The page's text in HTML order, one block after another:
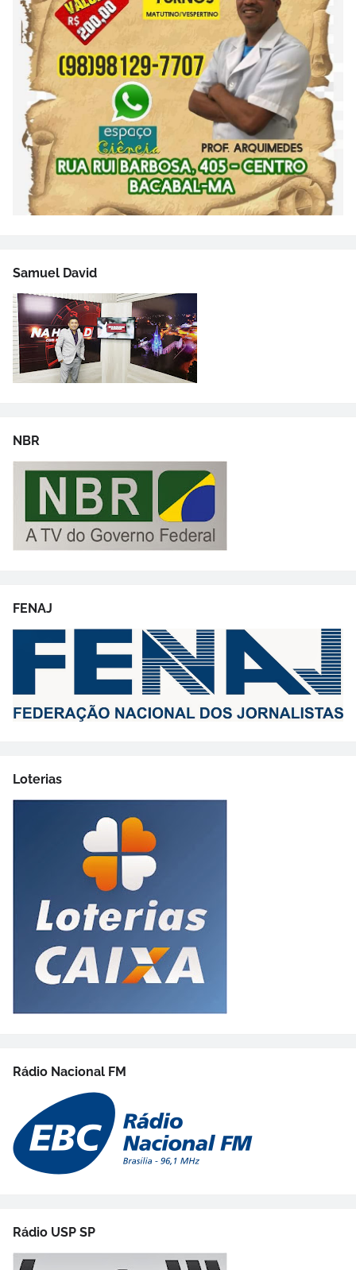
Samuel David
NBR
FENAJ
Loterias
Rádio Nacional FM
Rádio USP SP